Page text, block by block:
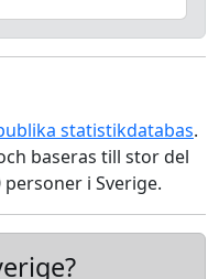
statistikdatabas.
baseras till stor del
i Sverige.